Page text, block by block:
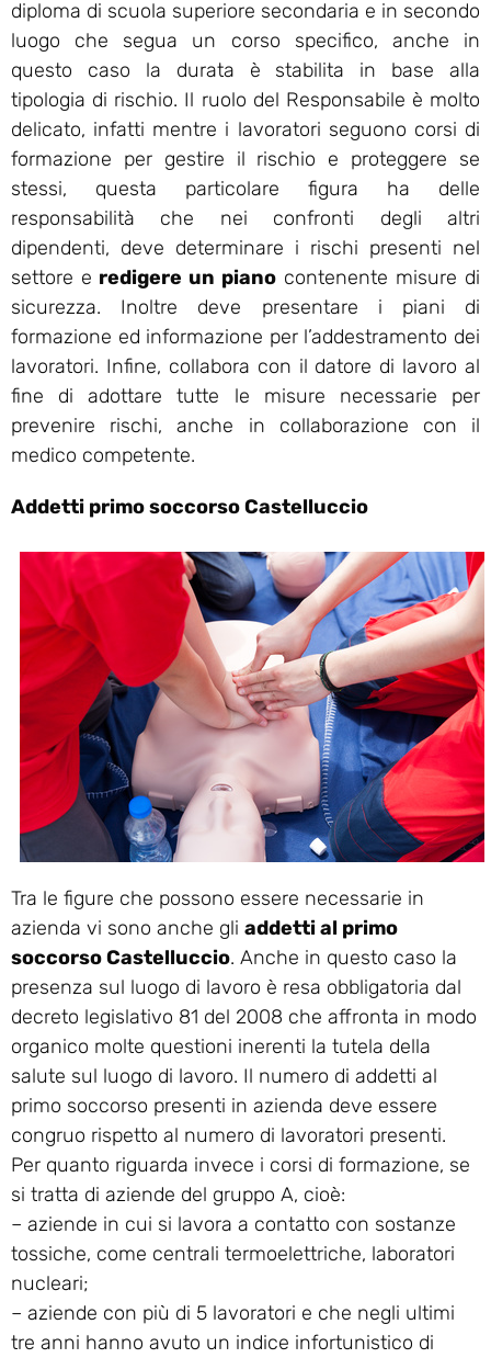
diploma di scuola superiore secondaria e in secondo
luogo che segua un corso specifico, anche in
questo caso la durata è stabilita in base alla
tipologia di rischio. Il ruolo del Responsabile è molto
delicato, infatti mentre i lavoratori seguono corsi di
formazione per gestire il rischio e proteggere se
stessi, questa particolare figura ha delle
responsabilità che nei confronti degli altri
dipendenti, deve determinare i rischi presenti nel
settore e redigere un piano contenente misure di
sicurezza. Inoltre deve presentare i piani di
formazione ed informazione per l’addestramento dei
lavoratori. Infine, collabora con il datore di lavoro al
fine di adottare tutte le misure necessarie per
prevenire rischi, anche in collaborazione con il
medico competente.
Addetti primo soccorso Castelluccio
Tra le figure che possono essere necessarie in
azienda vi sono anche gli addetti al primo
soccorso Castelluccio. Anche in questo caso la
presenza sul luogo di lavoro è resa obbligatoria dal
decreto legislativo 81 del 2008 che affronta in modo
organico molte questioni inerenti la tutela della
salute sul luogo di lavoro. Il numero di addetti al
primo soccorso presenti in azienda deve essere
congruo rispetto al numero di lavoratori presenti.
Per quanto riguarda invece i corsi di formazione, se
si tratta di aziende del gruppo A, cioè:
– aziende in cui si lavora a contatto con sostanze
tossiche, come centrali termoelettriche, laboratori
nucleari;
– aziende con più di 5 lavoratori e che negli ultimi
tre anni hanno avuto un indice infortunistico di